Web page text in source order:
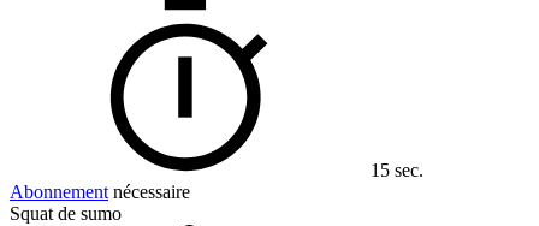
15 sec.
Abonnement nécessaire
Squat de sumo